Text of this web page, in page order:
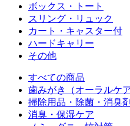
ボックス・トート
スリング・リュック
カート・キャスター付
ハードキャリー
その他
すべての商品
歯みがき（オーラルケア
掃除用品・除菌・消臭剤
消臭・保湿ケア